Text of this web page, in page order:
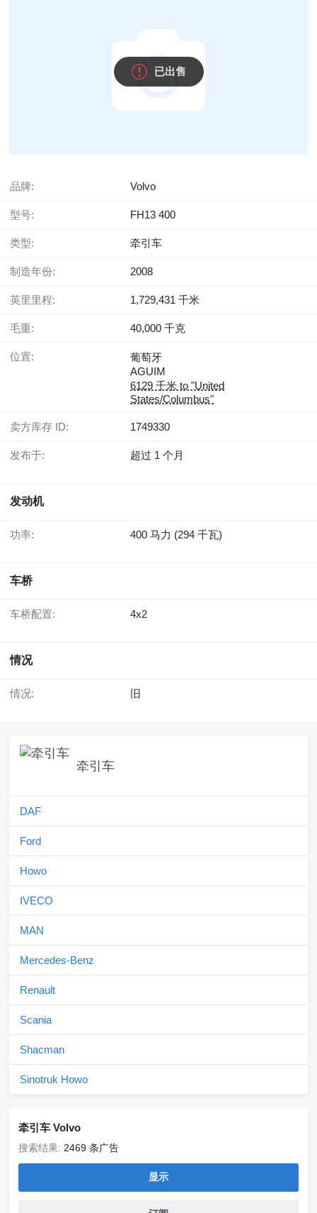
已出售
品牌: Volvo
型号: FH13 400
类型: 牵引车
制造年份: 2008
英里里程: 1,729,431 千米
毛重: 40,000 千克
位置:
葡萄牙
AGUIM
6129 千米 to "United
States/Columbus"
卖方库存 ID: 1749330
发布于: 超过 1 个月
发动机
功率: 400 马力 (294 千瓦)
车桥
车桥配置: 4x2
情况
情况: 旧
牵引车
DAF
Ford
Howo
IVECO
MAN
Mercedes-Benz
Renault
Scania
Shacman
Sinotruk Howo
牵引车 Volvo
搜索结果: 2469 条广告
显示